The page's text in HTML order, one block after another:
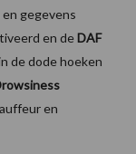
gegevens
en deDAF
de dode hoeken
en